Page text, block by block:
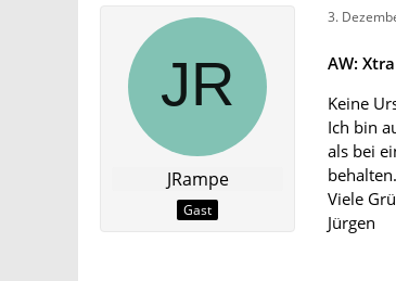
JRampe
Gast
3.
AW:
Keine
Ich bin
als bei
behalten.
Viele
Jürgen